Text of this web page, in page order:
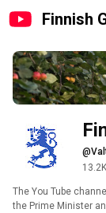
Finnish
The You Tube
the Prime Minister